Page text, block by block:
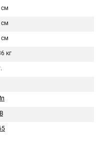
см
см
см
кг